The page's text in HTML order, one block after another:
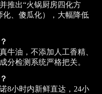
推出“火锅厨房四化方
化、傻瓜化），大幅降低
牛油，不添加人工香精、
分检测系统严格把关。
8小时内新鲜直达，24小